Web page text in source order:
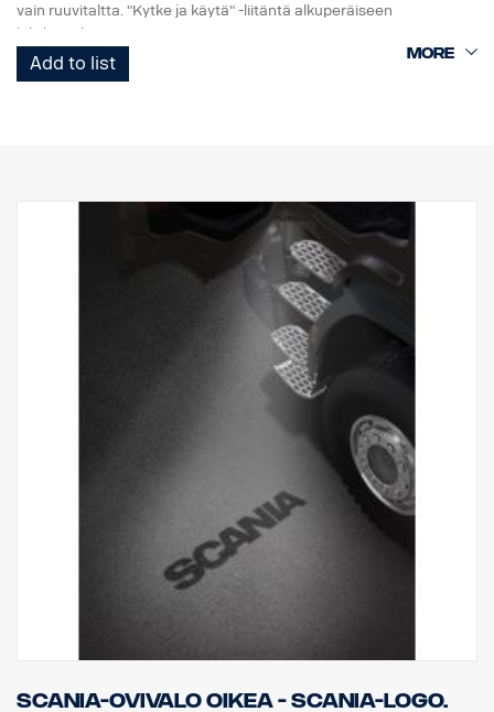
vain ruuvitaltta. "Kytke ja käytä" -liitäntä alkuperäiseen
johdinsarjaan.
Huomaa. Sopii vain kuorma-autoihin, joissa on tehdasasenteiset
Add to list
Scania-ovivalo oikea - Scania-logo.